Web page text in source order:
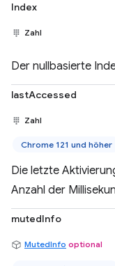
Index
Zahl
Der nullbasierte
lastAccessed
Zahl
Chrome 121 und höher
Die letzte
Anzahl der
mutedInfo
MutedInfo optional